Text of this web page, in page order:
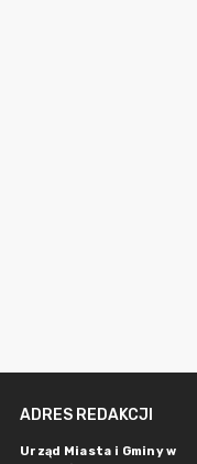
ADRES REDAKCJI
Urząd Miasta i Gminy w